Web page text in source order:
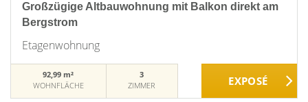
Großzügige Altbauwohnung mit Balkon direkt am
Bergstrom
Etagenwohnung
92,99 m²
WOHNFLÄCHE
3
ZIMMER